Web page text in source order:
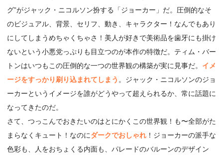
グ”がジャック・ニコルソン扮する「ジョーカー」だ。圧倒的なそ
のビジュアル、背景、セリフ、動き、キャラクター！なんでもあり
にしてしまうめちゃくちゃさ！美人が好きで美術品を歯牙にも掛け
ないという小悪党っぷりも目立つのが本作の特徴だ。ティム・バー
トンはいつもこの圧倒的な一つの世界観の構築が実に見事だ。 イメ
ージをすっかり刷り込まれてしまう 。ジャック・ニコルソンのジョ
ーカーというイメージを誰がどうやって超えられるか、常に話題に
なってきたのだ。
さて、つっこんでおきたいのはとにかくこの世界観！も〜全部がた
まらなくキュート！なのにダークでおしゃれ ！ジョーカーの派手な
色彩も、人をおちょくる内面も、パレードのバルーンのデザイン